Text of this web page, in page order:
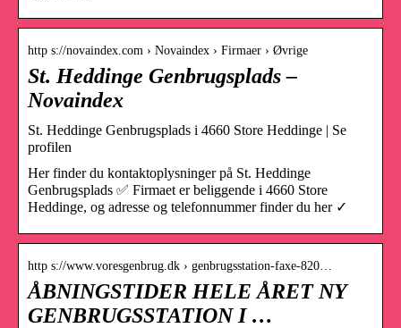
http s://novaindex.com › Novaindex › Firmaer › Øvrige
St. Heddinge Genbrugsplads –
Novaindex
St. Heddinge Genbrugsplads i 4660 Store Heddinge | Se
profilen
Her finder du kontaktoplysninger på St. Heddinge
Genbrugsplads ✅ Firmaet er beliggende i 4660 Store
Heddinge, og adresse og telefonnummer finder du her ✓
http s://www.voresgenbrug.dk › genbrugsstation-faxe-820…
ÅBNINGSTIDER HELE ÅRET NY
GENBRUGSSTATION I …